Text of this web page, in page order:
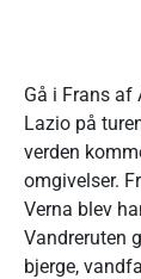
Gå i Frans af
Lazio på
verden
omgivelser.
Verna blev
Vandreruten
bjerge,